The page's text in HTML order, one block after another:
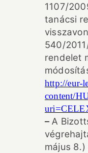
1107/
tanácsi
540/
rendelet
http://eur-
content/
– A
május